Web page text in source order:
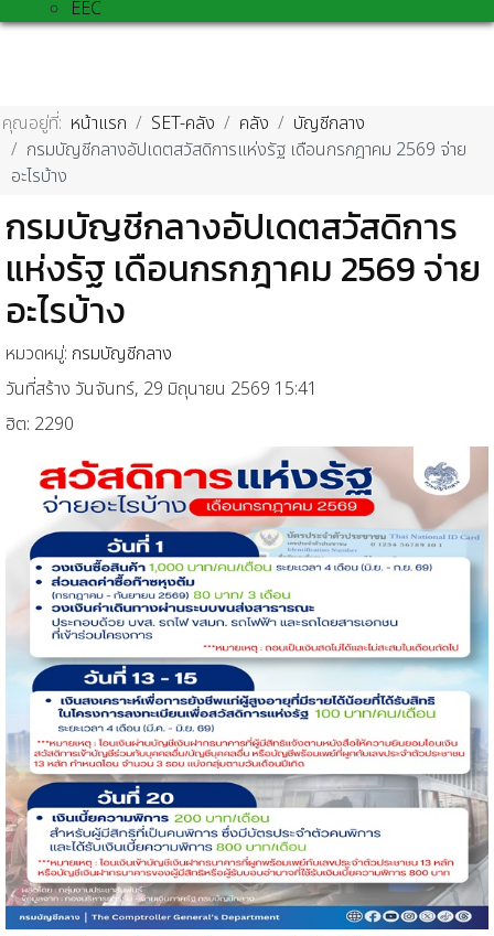
EEC
คุณอยู่ที่: หน้าแรก SET-คลัง คลัง
บัญชีกลาง
กรมบัญชีกลางอัปเดตสวัสดิการแห่งรัฐ เดือนกรกฎาคม 2569 จ่าย
อะไรบ้าง
กรมบัญชีกลางอัปเดตสวัสดิการ
แห่งรัฐ เดือนกรกฎาคม 2569 จ่าย
อะไรบ้าง
หมวดหมู่: กรมบัญชีกลาง
วันที่สร้าง วันจันทร์, 29 มิถุนายน 2569 15:41
ฮิต: 2290